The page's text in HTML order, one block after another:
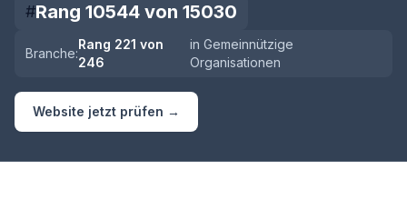
#Rang 10544 von 15030
Branche:
Rang 221 von
246
in Gemeinnützige
Organisationen
Website jetzt prüfen →